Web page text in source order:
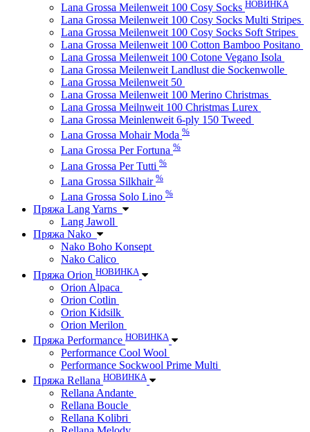
Lana Grossa Meilenweit 100 Cosy Socks НОВИНКА
Lana Grossa Meilenweit 100 Cosy Socks Multi Stripes
Lana Grossa Meilenweit 100 Cosy Socks Soft Stripes
Lana Grossa Meilenweit 100 Cotton Bamboo Positano
Lana Grossa Meilenweit 100 Cotone Vegano Isola
Lana Grossa Meilenweit Landlust die Sockenwolle
Lana Grossa Meilenweit 50
Lana Grossa Meilenweit 100 Merino Christmas
Lana Grossa Meilnweit 100 Christmas Lurex
Lana Grossa Meinlenweit 6-ply 150 Tweed
Lana Grossa Mohair Moda %
Lana Grossa Per Fortuna %
Lana Grossa Per Tutti %
Lana Grossa Silkhair %
Lana Grossa Solo Lino %
Пряжа Lang Yarns
Lang Jawoll
Пряжа Nako
Nako Boho Konsept
Nako Calico
Пряжа Orion НОВИНКА
Orion Alpaca
Orion Cotlin
Orion Kidsilk
Orion Merilon
Пряжа Performance НОВИНКА
Performance Cool Wool
Performance Sockwool Prime Multi
Пряжа Rellana НОВИНКА
Rellana Andante
Rellana Boucle
Rellana Kolibri